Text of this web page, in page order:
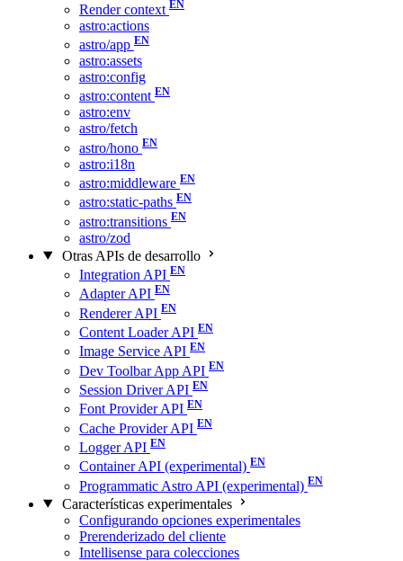
Render context
astro:actions
astro/app
astro:assets
astro:config
astro:content
astro:env
astro/fetch
astro/hono
astro:i18n
astro:middleware
astro:static-paths
astro:transitions
astro/zod
Otras APIs de desarrollo
Integration API
Adapter API
Renderer API
Content Loader API
Image Service API
Dev Toolbar App API
Session Driver API
Font Provider API
Cache Provider API
Logger API
Container API (experimental)
Programmatic Astro API (experimental)
Características experimentales
Configurando opciones experimentales
Prerenderizado del cliente
Intellisense para colecciones